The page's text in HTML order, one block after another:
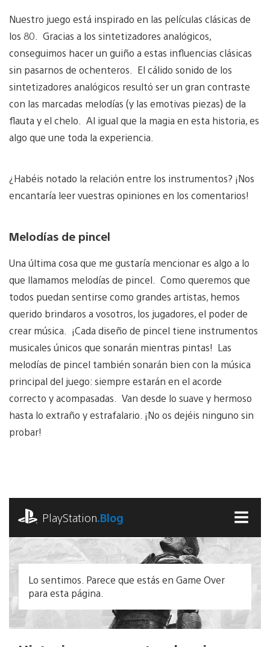
Nuestro juego está inspirado en las películas clásicas de
los 80. Gracias a los sintetizadores analógicos,
conseguimos hacer un guiño a estas influencias clásicas
sin pasarnos de ochenteros. El cálido sonido de los
sintetizadores analógicos resultó ser un gran contraste
con las marcadas melodías (y las emotivas piezas) de la
flauta y el chelo. Al igual que la magia en esta historia, es
algo que une toda la experiencia.
¿Habéis notado la relación entre los instrumentos? ¡Nos
encantaría leer vuestras opiniones en los comentarios!
Melodías de pincel
Una última cosa que me gustaría mencionar es algo a lo
que llamamos melodías de pincel. Como queremos que
todos puedan sentirse como grandes artistas, hemos
querido brindaros a vosotros, los jugadores, el poder de
crear música. ¡Cada diseño de pincel tiene instrumentos
musicales únicos que sonarán mientras pintas! Las
melodías de pincel también sonarán bien con la música
principal del juego: siempre estarán en el acorde
correcto y acompasadas. Van desde lo suave y hermoso
hasta lo extraño y estrafalario. ¡No os dejéis ninguno sin
probar!